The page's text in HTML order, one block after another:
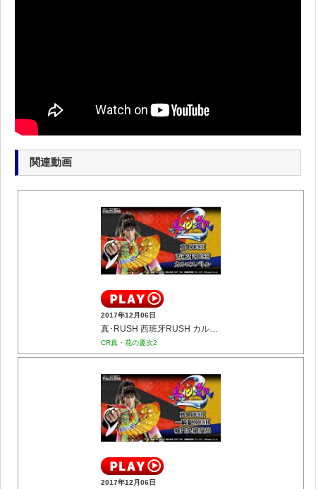
関連動画
2017年12月06日
真･RUSH 西班牙RUSH カルロスバトル
CR真・花の慶次2
2017年12月06日